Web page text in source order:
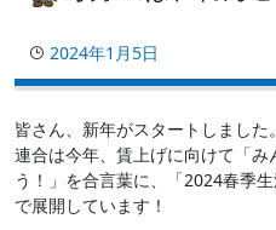
2024年1月5日
皆さん、新年がスタートしました。
連合は今年、賃上げに向けて「
う！」を合言葉に、「2024春季
で展開しています！